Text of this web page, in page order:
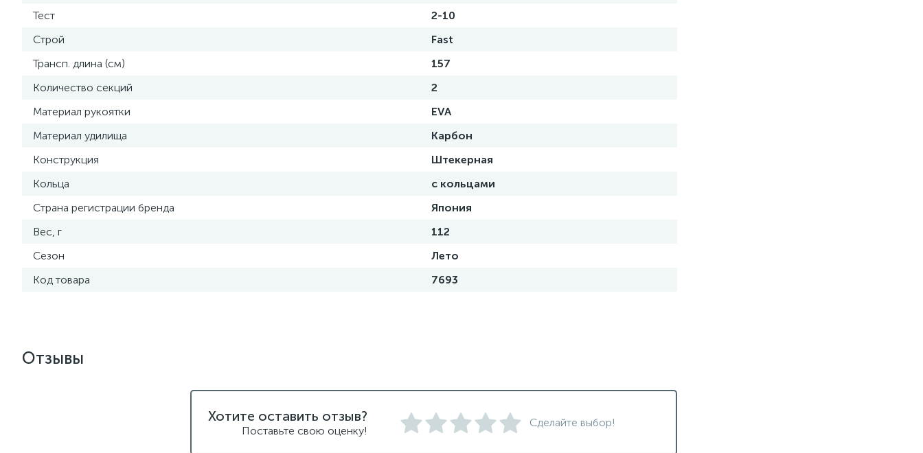
Тест
2-10
Строй
Fast
Трансп. длина (см)
157
Количество секций
2
Материал рукоятки
EVA
Материал удилища
Карбон
Конструкция
Штекерная
Кольца
с кольцами
Страна регистрации бренда
Япония
Вес, г
112
Сезон
Лето
Код товара
7693
Отзывы
Хотите оставить отзыв?
Поставьте свою оценку!
Сделайте выбор!